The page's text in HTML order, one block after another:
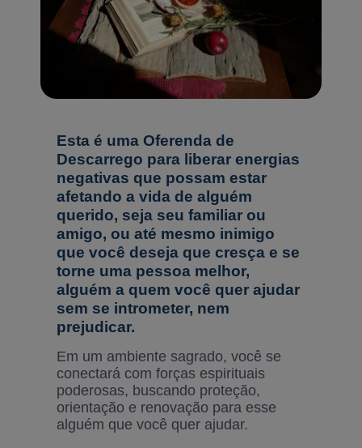
Esta é uma Oferenda de
Descarrego para liberar energias
negativas que possam estar
afetando a vida de alguém
querido, seja seu familiar ou
amigo, ou até mesmo inimigo
que você deseja que cresça e se
torne uma pessoa melhor,
alguém a quem você quer ajudar
sem se intrometer, nem
prejudicar.
Em um ambiente sagrado, você se
conectará com forças espirituais
poderosas, buscando proteção,
orientação e renovação para esse
alguém que você quer ajudar.